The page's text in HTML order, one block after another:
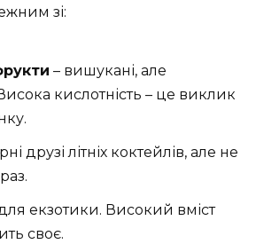
зі:
– вишукані, але
кислотність – це виклик
друзі літніх коктейлів, але не
екзотики. Високий вміст
своє.